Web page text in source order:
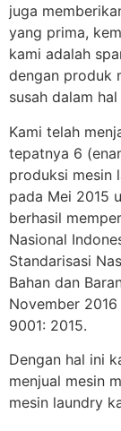
juga
yang prima,
kami adalah
dengan produk
susah dalam
Kami telah
tepatnya 6
produksi mesin
pada Mei 2015
berhasil
Nasional
Standarisasi
Bahan dan
November
9001: 2015.
Dengan hal ini
menjual mesin
mesin laundry